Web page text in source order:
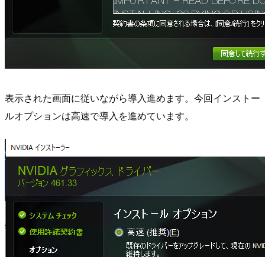
表示された画面に従いながら導入進めます。今回インストー
ルオプションは高速で導入を進めています。